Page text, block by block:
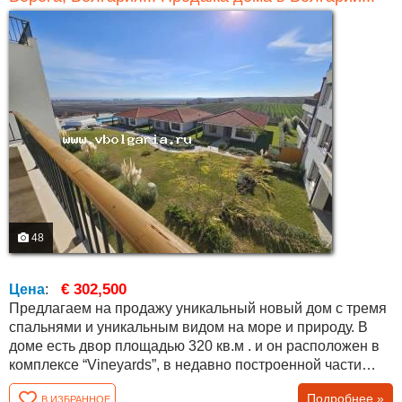
48
Цена: € 302,500
Предлагаем на продажу уникальный новый дом с тремя
спальнями и уникальным видом на море и природу. В
доме есть двор площадью 320 кв.м . и он расположен в
комплексе “Vineyards”, в недавно построенной части
“Panorama Vineyards”. Общая площадь дома составляет
В ИЗБРАННОЕ Подробнее »